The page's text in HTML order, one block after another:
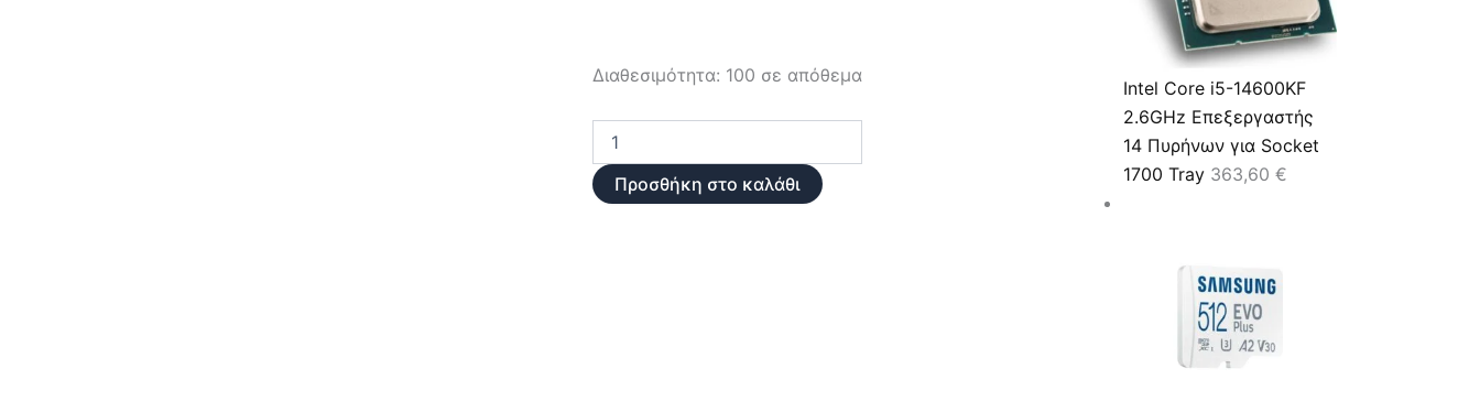
Διαθεσιμότητα: 100 σε απόθεμα
Σκληρός
ST4000VN006
ποσότητα
Προσθήκη στο καλάθι
Intel Core i5-14600KF
2.6GHz Επεξεργαστής
14 Πυρήνων για Socket
1700 Tray 363,60 €